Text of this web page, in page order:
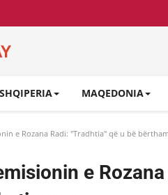
SHQIPERIA MAQEDONIA
e Rozana Radi: "Tradhtia" që u bë
e